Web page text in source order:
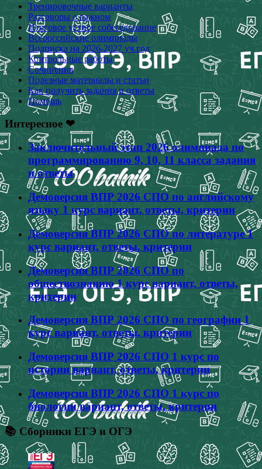
Тренировочные варианты
Разговоры о важном
Итоговое устное собеседование
Всероссийские олимпиады
Подписка на 2026-2027 уч.год
Контрольные работы
Сочинения
Полезные материалы и статьи
Как получить задания и ответы
Помощь
Интересное ❤
Заключительный этап 2026 олимпиада по
программированию 9, 10, 11 класса задания
и ответы
Демоверсия ВПР 2026 СПО по английскому
языку 1 курс вариант, ответы, критерии
Демоверсия ВПР 2026 СПО по литературе 1
курс вариант, ответы, критерии
Демоверсия ВПР 2026 СПО по
обществознанию 1 курс вариант, ответы,
критерии
Демоверсия ВПР 2026 СПО по географии 1
курс вариант, ответы, критерии
Демоверсия ВПР 2026 СПО 1 курс по
истории вариант, ответы, критерии
Демоверсия ВПР 2026 СПО 1 курс по
биологии вариант, ответы, критерии
📚 Сборники ЕГЭ и ОГЭ